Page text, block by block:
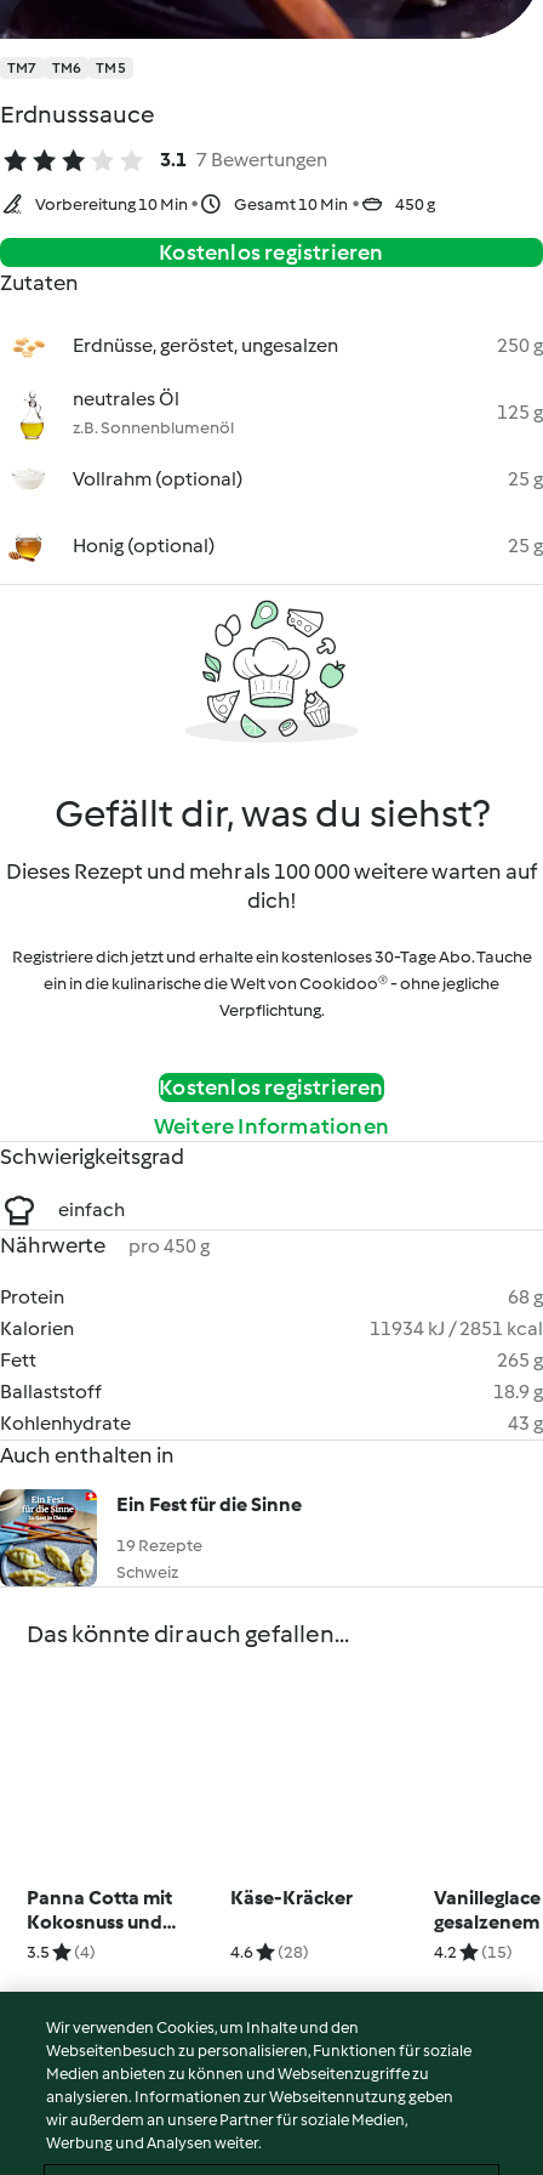
TM7 TM6 TM5
Erdnusssauce
3.1 7 Bewertungen
Vorbereitung 10 Min Gesamt 10 Min 450 g
Kostenlos registrieren
Zutaten
Erdnüsse, geröstet, ungesalzen 250 g
neutrales Öl
z.B. Sonnenblumenöl
125 g
Vollrahm (optional) 25 g
Honig (optional) 25 g
Gefällt dir, was du siehst?
Dieses Rezept und mehr als 100 000 weitere warten auf
dich!
Registriere dich jetzt und erhalte ein kostenloses 30-Tage Abo. Tauche
ein in die kulinarische die Welt von Cookidoo® - ohne jegliche
Verpflichtung.
Kostenlos registrieren
Weitere Informationen
Schwierigkeitsgrad
einfach
Nährwerte pro 450 g
Protein
68 g
Kalorien
11934 kJ / 2851 kcal
Fett
265 g
Ballaststoff
18.9 g
Kohlenhydrate
43 g
Auch enthalten in
Ein Fest für die Sinne
19 Rezepte
Schweiz
Das könnte dir auch gefallen...
Panna Cotta mit
Kokosnuss und
caramelisierten
3.5 (4)
Käse-Kräcker
4.6 (28) 4.2 (15)
© Copyright 2026
Nutzungsbedingungen
Datenschutzrichtlinien
Wir verwenden Cookies, um Inhalte und den
Webseitenbesuch zu personalisieren, Funktionen für soziale
Medien anbieten zu können und Webseitenzugriffe zu
analysieren. Informationen zur Webseitennutzung geben
wir außerdem an unsere Partner für soziale Medien,
Werbung und Analysen weiter.